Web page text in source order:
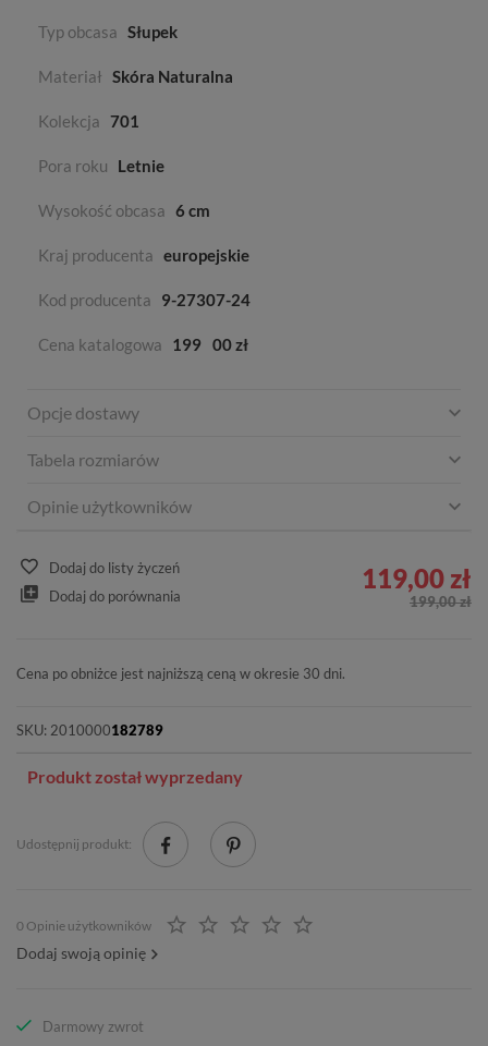
Typ obcasa Słupek
Materiał Skóra Naturalna
Kolekcja 701
Pora roku Letnie
Wysokość obcasa 6 cm
Kraj producenta europejskie
Kod producenta 9-27307-24
Cena katalogowa 199 00 zł
Opcje dostawy
Tabela rozmiarów
Opinie użytkowników
Dodaj do listy życzeń
Dodaj do porównania
119,00 zł
199,00 zł
Cena po obniżce jest najniższą ceną w okresie 30 dni.
SKU: 2010000182789
Produkt został wyprzedany
Udostępnij produkt:
0 Opinie użytkowników
Dodaj swoją opinię
Darmowy zwrot